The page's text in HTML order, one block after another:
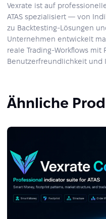
Vexrate ist auf
ATAS spezialisiert — von
zu Backtesting-Lösungen
Unternehmen entwickelt
reale Trading-Workflows mit
Benutzerfreundlichkeit und
Ähnliche